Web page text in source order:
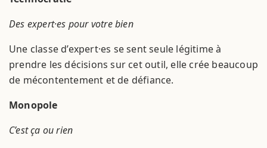
Des expert·es pour votre bien
Une classe d’expert·es se sent seule légitime à
prendre les décisions sur cet outil, elle crée beaucoup
de mécontentement et de défiance.
Monopole
C’est ça ou rien